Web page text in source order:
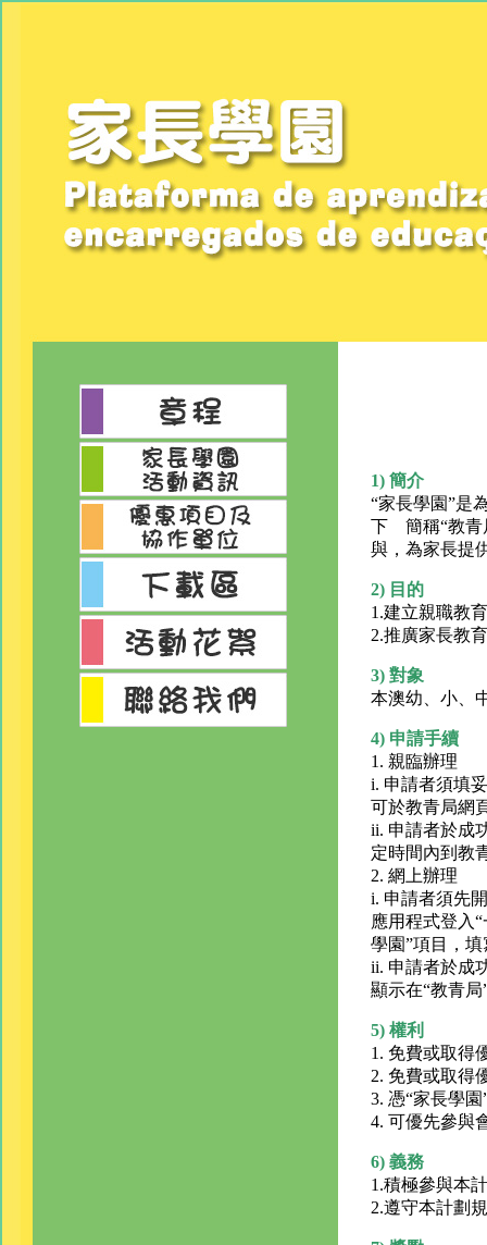
1) 簡介
“家長學園”是
下 簡稱“教青
與，為家長提
2) 目的
1.建立親職教
2.推廣家長教
3) 對象
本澳幼、小、
4) 申請手續
1. 親臨辦理
i. 申請者須填
可於教青局網
ii. 申請者於成
定時間內到教
2. 網上辦理
i. 申請者須先
應用程式登入
學園”項目，
ii. 申請者於成
顯示在“教青
5) 權利
1. 免費或取得
2. 免費或取得
3. 憑“家長學
4. 可優先參與
6) 義務
1.積極參與本
2.遵守本計劃